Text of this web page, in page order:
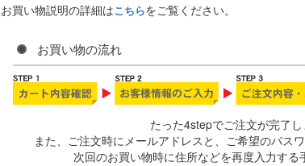
お買い物説明の詳細はこちらをご覧ください。
お買い物の流れ
たった4stepでご注文が完了し
また、ご注文時にメールアドレスと、ご希望のパス
次回のお買い物時に住所などを再度入力する